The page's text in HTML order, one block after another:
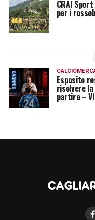
CRAI
per i
Esposito
risolvere
partire –